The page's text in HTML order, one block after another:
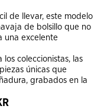
de llevar, este modelo
de bolsillo que no
una excelente
los coleccionistas, las
únicas que
grabados en la